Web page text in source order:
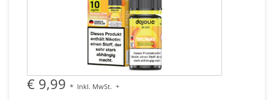
€ 9,99 * Inkl. MwSt. +